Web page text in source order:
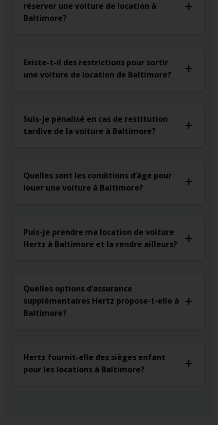
réserver une voiture de location à
Baltimore?
Existe-t-il des restrictions pour sortir
une voiture de location de Baltimore?
Suis-je pénalisé en cas de restitution
tardive de la voiture à Baltimore?
Quelles sont les conditions d’âge pour
louer une voiture à Baltimore?
Puis-je prendre ma location de voiture
Hertz à Baltimore et la rendre ailleurs?
Quelles options d’assurance
supplémentaires Hertz propose-t-elle à
Baltimore?
Hertz fournit-elle des sièges enfant
pour les locations à Baltimore?